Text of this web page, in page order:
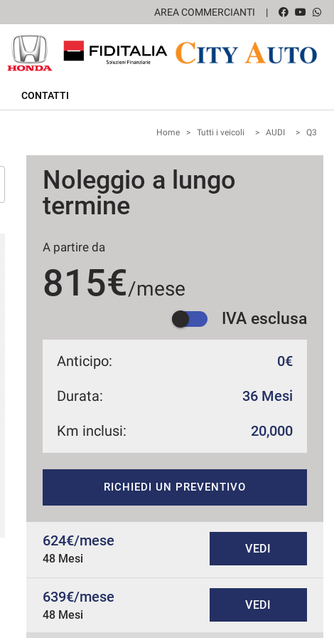
AREA COMMERCIANTI
CONTATTI
Home > Tutti i veicoli > AUDI > Q3
Noleggio a lungo
termine
A partire da
815€/mese
IVA esclusa
Anticipo: 0€
Durata: 36 Mesi
Km inclusi: 20,000
RICHIEDI UN PREVENTIVO
624€/mese
48 Mesi
VEDI
639€/mese
48 Mesi
VEDI